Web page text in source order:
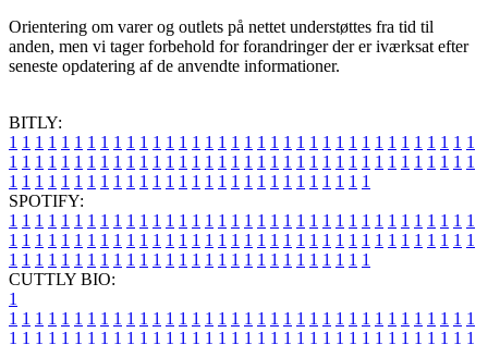
Orientering om varer og outlets på nettet understøttes fra tid til
anden, men vi tager forbehold for forandringer der er iværksat efter
seneste opdatering af de anvendte informationer.
BITLY:
1 1 1 1 1 1 1 1 1 1 1 1 1 1 1 1 1 1 1 1 1 1 1 1 1 1 1 1 1 1 1 1 1 1 1 1
1 1 1 1 1 1 1 1 1 1 1 1 1 1 1 1 1 1 1 1 1 1 1 1 1 1 1 1 1 1 1 1 1 1 1 1
1 1 1 1 1 1 1 1 1 1 1 1 1 1 1 1 1 1 1 1 1 1 1 1 1 1 1 1
SPOTIFY:
1 1 1 1 1 1 1 1 1 1 1 1 1 1 1 1 1 1 1 1 1 1 1 1 1 1 1 1 1 1 1 1 1 1 1 1
1 1 1 1 1 1 1 1 1 1 1 1 1 1 1 1 1 1 1 1 1 1 1 1 1 1 1 1 1 1 1 1 1 1 1 1
1 1 1 1 1 1 1 1 1 1 1 1 1 1 1 1 1 1 1 1 1 1 1 1 1 1 1 1
CUTTLY BIO:
1
1 1 1 1 1 1 1 1 1 1 1 1 1 1 1 1 1 1 1 1 1 1 1 1 1 1 1 1 1 1 1 1 1 1 1 1
1 1 1 1 1 1 1 1 1 1 1 1 1 1 1 1 1 1 1 1 1 1 1 1 1 1 1 1 1 1 1 1 1 1 1 1